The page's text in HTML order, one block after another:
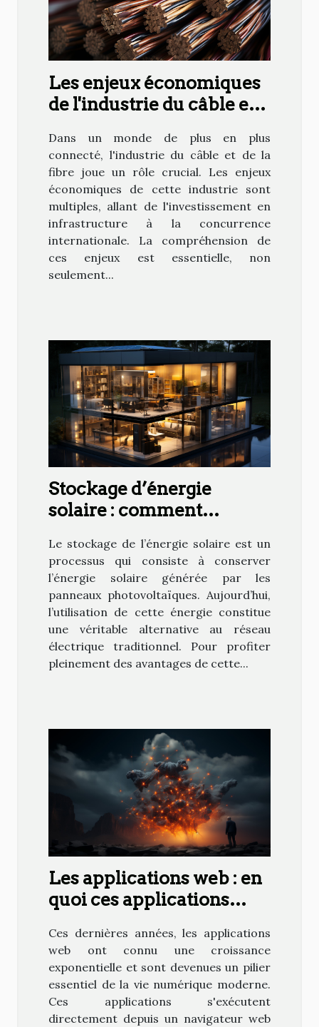
Les enjeux économiques
de l'industrie du câble et
Dans un monde de plus en plus
connecté, l'industrie du câble et de la
fibre joue un rôle crucial. Les enjeux
économiques de cette industrie sont
multiples, allant de l'investissement en
infrastructure à la concurrence
internationale. La compréhension de
ces enjeux est essentielle, non
seulement...
Stockage d’énergie
solaire : comment
votre production ?
Le stockage de l’énergie solaire est un
processus qui consiste à conserver
l’énergie solaire générée par les
panneaux photovoltaïques. Aujourd’hui,
l’utilisation de cette énergie constitue
une véritable alternative au réseau
électrique traditionnel. Pour profiter
pleinement des avantages de cette...
Les applications web : en
quoi ces applications
Ces dernières années, les applications
web ont connu une croissance
exponentielle et sont devenues un pilier
essentiel de la vie numérique moderne.
Ces applications s'exécutent
directement depuis un navigateur web